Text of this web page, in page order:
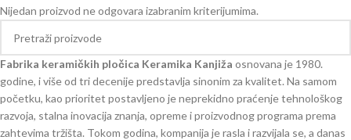
Nijedan proizvod ne odgovara izabranim kriterijumima.
Fabrika keramičkih pločica Keramika Kanjiža osnovana je 1980.
godine, i više od tri decenije predstavlja sinonim za kvalitet. Na samom
početku, kao prioritet postavljeno je neprekidno praćenje tehnološkog
razvoja, stalna inovacija znanja, opreme i proizvodnog programa prema
zahtevima tržišta. Tokom godina, kompanija je rasla i razvijala se, a danas